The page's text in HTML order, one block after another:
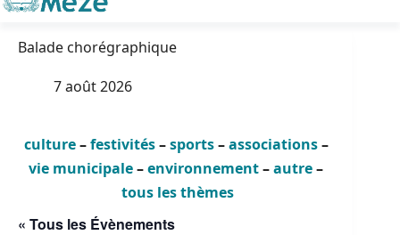
Balade chorégraphique
7 août 2026
culture–festivités–sports–associations–
vie municipale–environnement–autre–
tous les thèmes
« Tous les Évènements